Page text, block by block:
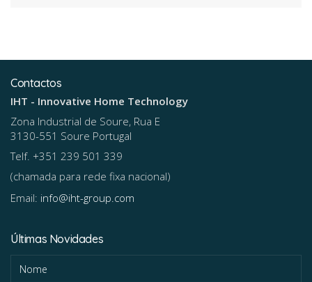
Contactos
IHT - Innovative Home Technology
Zona Industrial de Soure, Rua E
3130-551 Soure Portugal
Telf. +351 239 501 339
(chamada para rede fixa nacional)
Email: info@iht-group.com
Últimas Novidades